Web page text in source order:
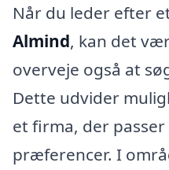
Når du leder efter
Almind, kan det
overveje også at
Dette udvider
et firma, der
præferencer. I